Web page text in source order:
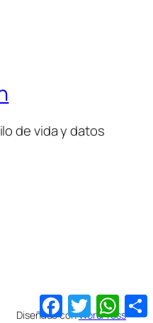
de vida y datos
Diseñado conWordPress
Facebook
Twitter